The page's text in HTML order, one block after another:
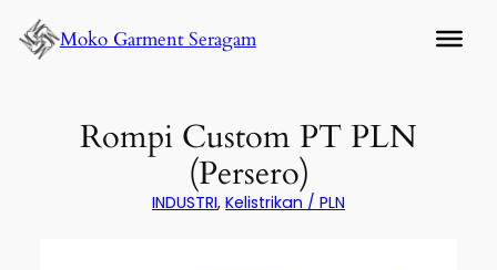
Lewati
ke
Moko Garment Seragam
Rompi Custom PT PLN
(Persero)
INDUSTRI, Kelistrikan / PLN